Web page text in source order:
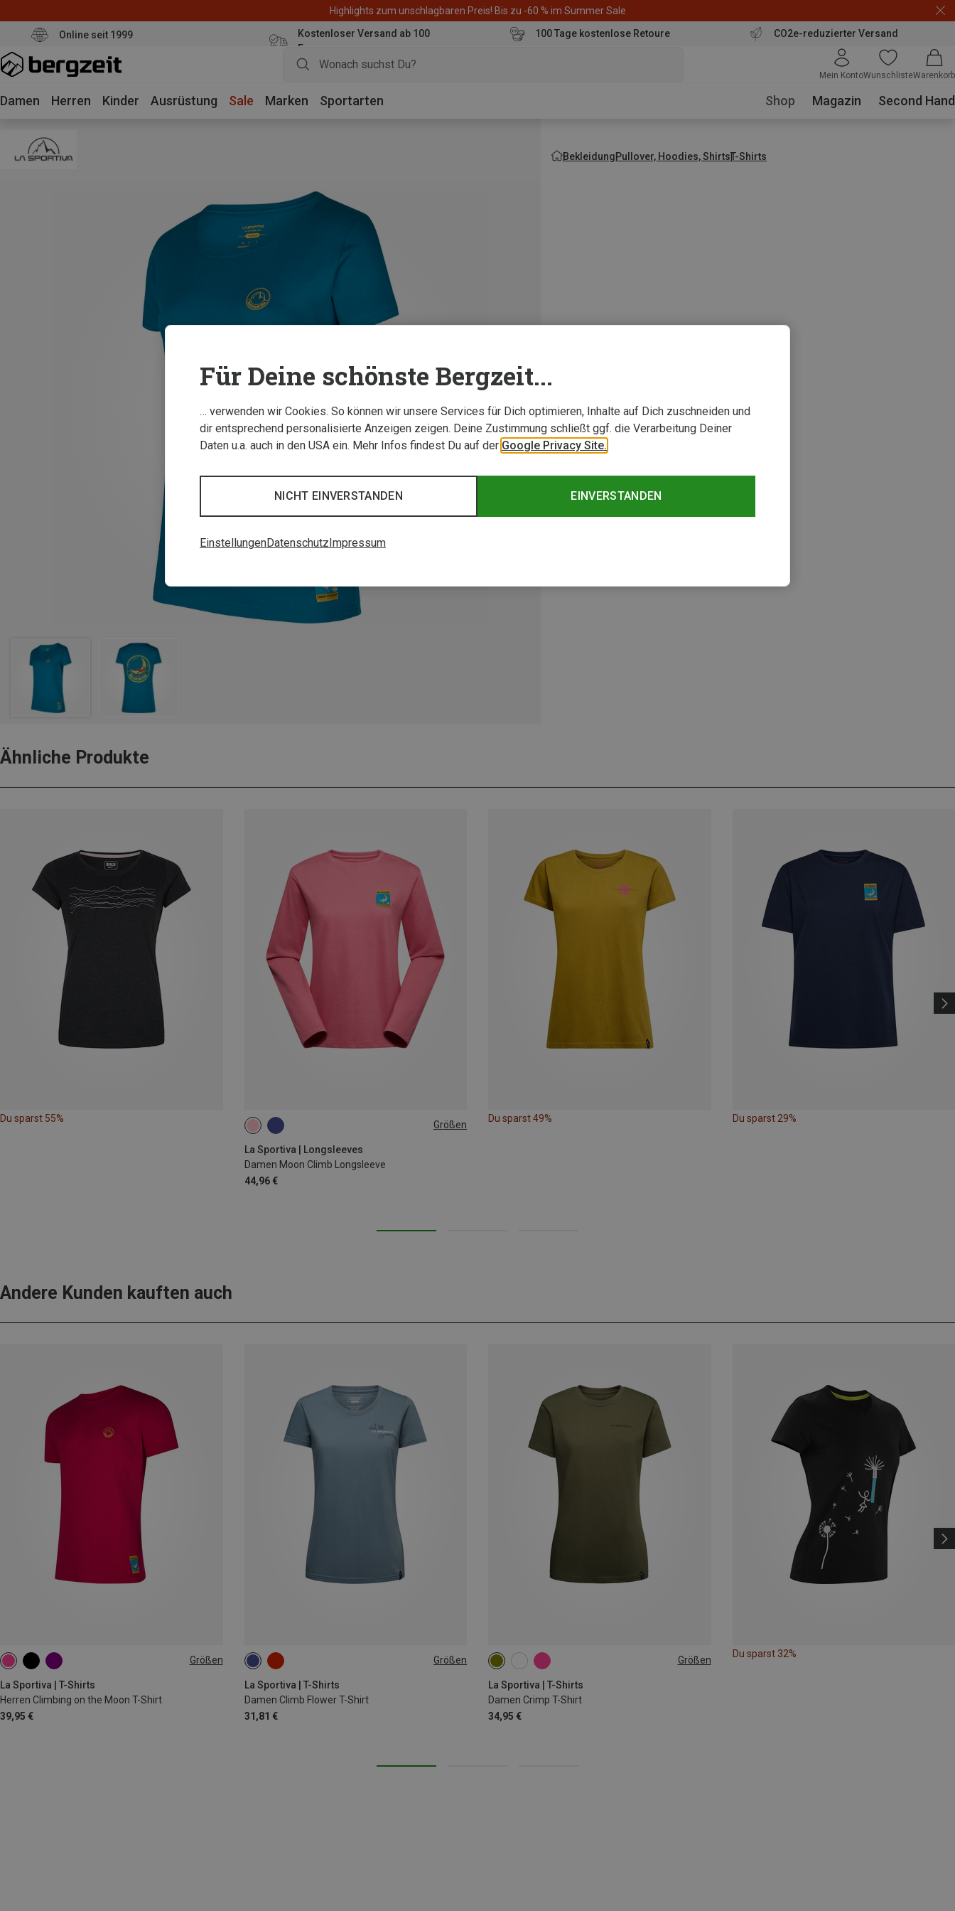
Highlights zum unschlagbaren Preis! Bis zu -60 % im Summer Sale
Online seit 1999
Kostenloser Versand ab 100
Euro
100 Tage kostenlose Retoure CO2e-reduzierter Versand
Mein KontoWunschlisteWarenkorb
Damen Herren Kinder Ausrüstung Sale Marken Sportarten Shop Magazin Second Hand
BekleidungPullover, Hoodies, ShirtsT-Shirts
Ähnliche Produkte
Du sparst 55%
Größen
La Sportiva | Longsleeves
Damen Moon Climb Longsleeve
44,96 €
XS S
Du sparst 49% Du sparst 29%
Andere Kunden kauften auch
Größen
La Sportiva | T-Shirts
Herren Climbing on the Moon T-Shirt
39,95 €
S M L Größen
La Sportiva | T-Shirts
Damen Climb Flower T-Shirt
31,81 €
XS S Größen
La Sportiva | T-Shirts
Damen Crimp T-Shirt
34,95 €
XS M
Du sparst 32%
Für Deine schönste Bergzeit...
… verwenden wir Cookies. So können wir unsere Services für Dich optimieren, Inhalte auf Dich zuschneiden und
dir entsprechend personalisierte Anzeigen zeigen. Deine Zustimmung schließt ggf. die Verarbeitung Deiner
Daten u.a. auch in den USA ein. Mehr Infos findest Du auf der Google Privacy Site.
EINVERSTANDEN
NICHT EINVERSTANDEN
EinstellungenDatenschutz Impressum